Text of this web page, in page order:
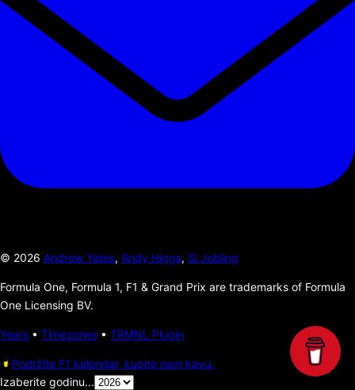
© 2026 Andrew Yates, Andy Higgs, Si Jobling
Formula One, Formula 1, F1 & Grand Prix are trademarks of Formula
One Licensing BV.
Years • Timezones • TRMNL Plugin
Podržite F1 kalendar, kupite nam kavu.
Izaberite godinu...